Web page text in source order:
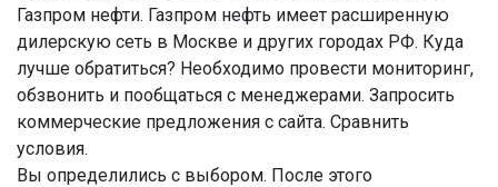
Газпром нефти. Газпром нефть имеет расширенную
дилерскую сеть в Москве и других городах РФ. Куда
лучше обратиться? Необходимо провести мониторинг,
обзвонить и пообщаться с менеджерами. Запросить
коммерческие предложения с сайта. Сравнить
условия.
Вы определились с выбором. После этого